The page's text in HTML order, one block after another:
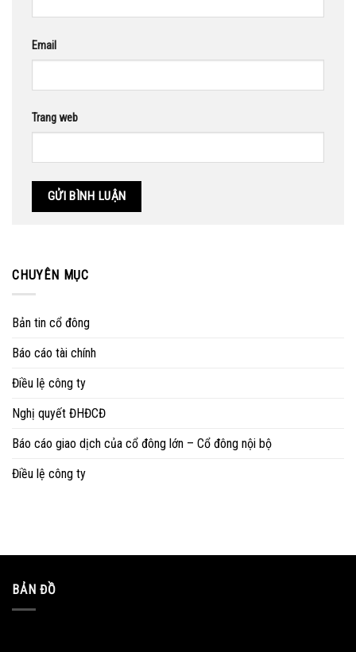
Email
Trang web
CHUYÊN MỤC
Bản tin cổ đông
Báo cáo tài chính
Điều lệ công ty
Nghị quyết ĐHĐCĐ
Báo cáo giao dịch của cổ đông lớn – Cổ đông nội bộ
Điều lệ công ty
BẢN ĐỒ